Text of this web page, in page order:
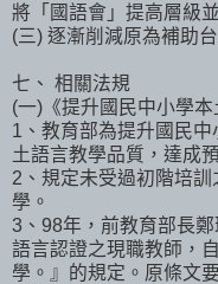
將「國語會」提高層級
(三) 逐漸削減原為補助
七、 相關法規
(一)《提升國民中小學
1、教育部為提升國民
土語言教學品質，達成
2、規定未受過初階培
學。
3、98年，前教育部長
語言認證之現職教師，
學。』的規定。原條文